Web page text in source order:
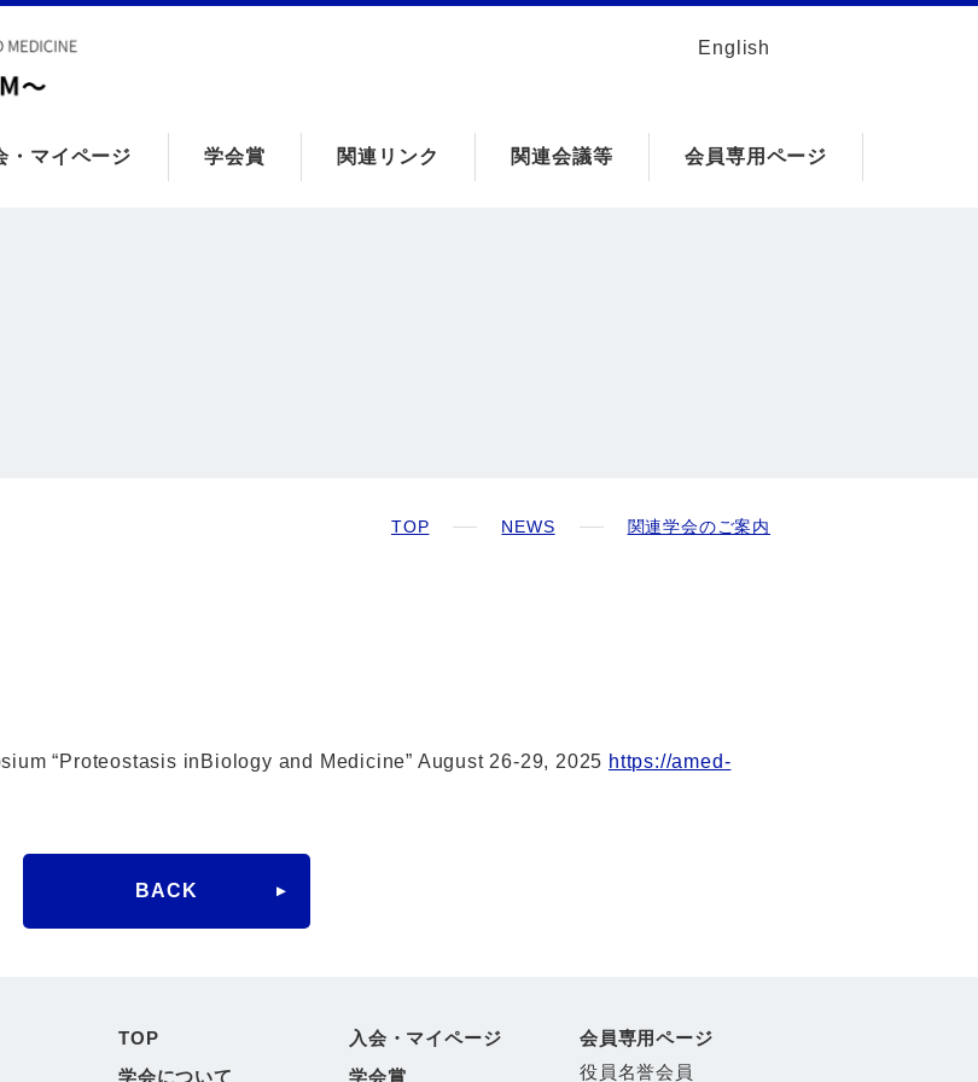
English
・マイページ 学会賞 関連リンク 関連会議等 会員専用ページ
TOP NEWS 関連学会のご案内
“Proteostasis inBiology and Medicine” August 26-29, 2025 https://amed-
BACK
TOP
学会について
入会・マイページ
学会賞
会員専用ページ
役員名誉会員